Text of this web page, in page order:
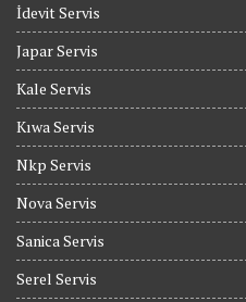
İdevit Servis
Japar Servis
Kale Servis
Kıwa Servis
Nkp Servis
Nova Servis
Sanica Servis
Serel Servis